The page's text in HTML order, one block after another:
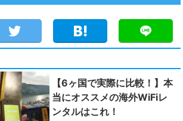
【6ヶ国で実際に比較！】本
当にオススメの海外WiFiレ
ンタルはこれ！